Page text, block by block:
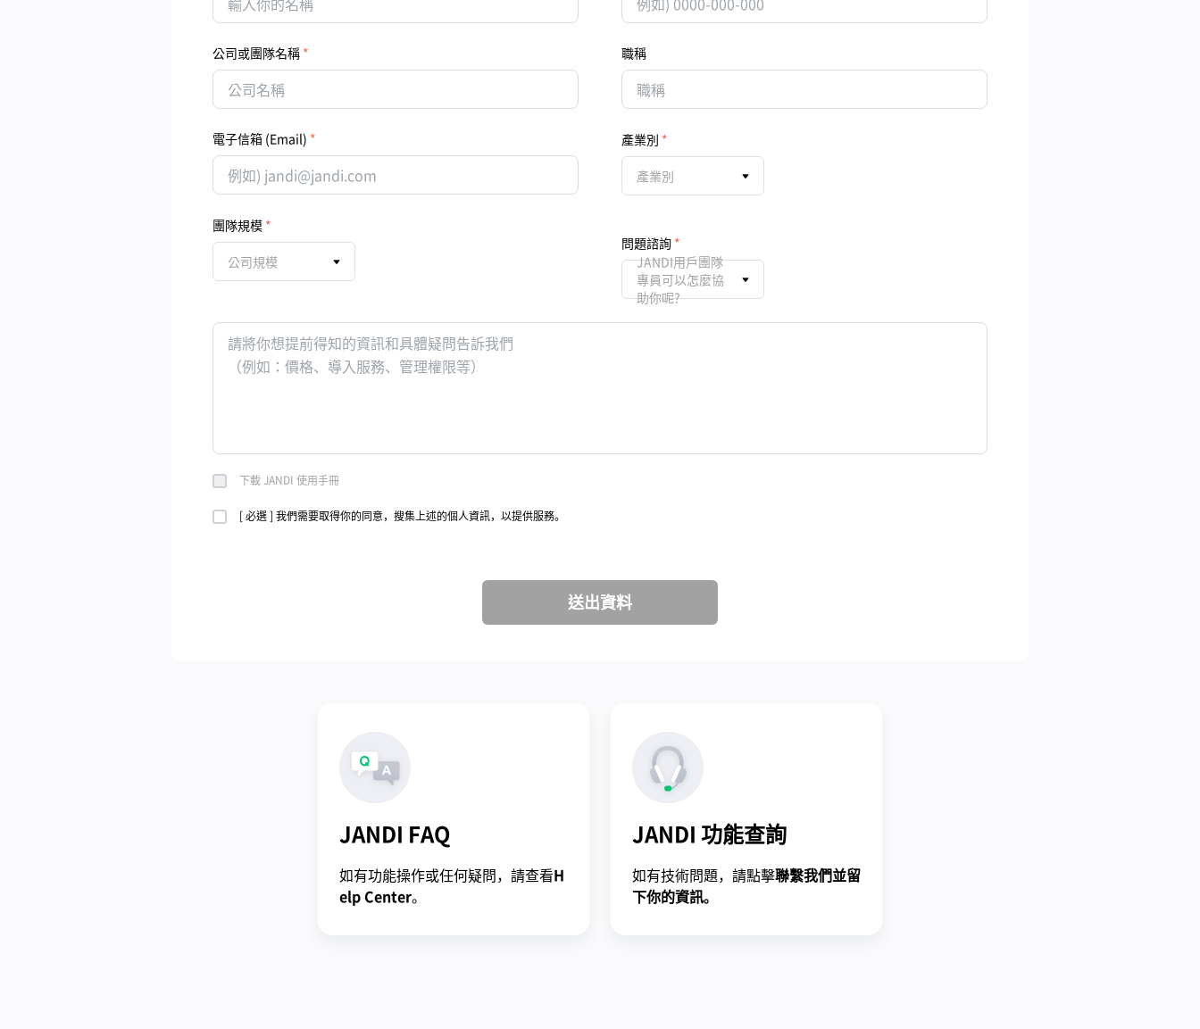
公司或團隊名稱 職稱
電子信箱 (Email) 產業別
產業別
團隊規模
公司規模
問題諮詢
JANDI用戶團隊
專員可以怎麼協
助你呢?
下載 JANDI 使用手冊
[ 必選 ] 我們需要取得你的同意，搜集上述的個人資訊，以提供服務。
送出資料
JANDI FAQ
如有功能操作或任何疑問，請查看H
elp Center。
JANDI 功能查詢
如有技術問題，請點擊聯繫我們並留
下你的資訊。